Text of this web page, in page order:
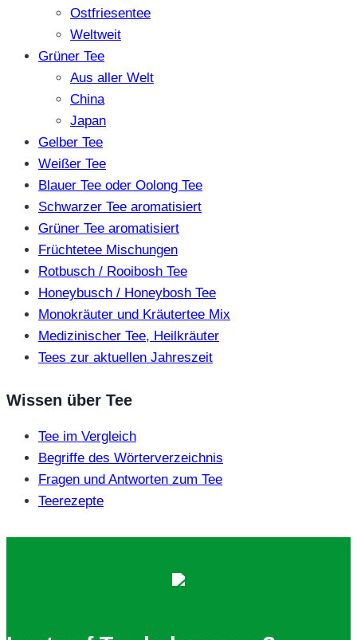
Ostfriesentee
Weltweit
Grüner Tee
Aus aller Welt
China
Japan
Gelber Tee
Weißer Tee
Blauer Tee oder Oolong Tee
Schwarzer Tee aromatisiert
Grüner Tee aromatisiert
Früchtetee Mischungen
Rotbusch / Rooibosh Tee
Honeybusch / Honeybosh Tee
Monokräuter und Kräutertee Mix
Medizinischer Tee, Heilkräuter
Tees zur aktuellen Jahreszeit
Wissen über Tee
Tee im Vergleich
Begriffe des Wörterverzeichnis
Fragen und Antworten zum Tee
Teerezepte